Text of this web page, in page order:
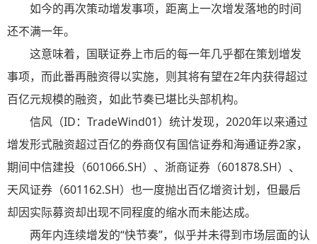
如今的再次策动增发事项，距离上一次增发落地的时间
还不满一年。
这意味着，国联证券上市后的每一年几乎都在策划增发
事项，而此番再融资得以实施，则其将有望在2年内获得超过
百亿元规模的融资，如此节奏已堪比头部机构。
信风（ID：TradeWind01）统计发现，2020年以来通过
增发形式融资超过百亿的券商仅有国信证券和海通证券2家，
期间中信建投（601066.SH）、浙商证券（601878.SH）、
天风证券（601162.SH）也一度抛出百亿增资计划，但最后
却因实际募资却出现不同程度的缩水而未能达成。
两年内连续增发的“快节奏”，似乎并未得到市场层面的认